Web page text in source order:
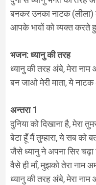
बनकर उनका नाटक (लीला)
आपके भावों को व्यक्त करते
भजन: ध्यानु की तरह
ध्यानु की तरह अंबे, मेरा नाम
बन जाओ मेरी माता, ये
अन्तरा 1
दुनिया को दिखाना है, मेरा
बेटा हूँ मैं तुम्हारा, ये सब को
जैसे ध्यानु ने अपना सिर चढ़ा
वैसे ही माँ, मुझको तेरा नाम
ध्यानु की तरह अंबे, मेरा नाम